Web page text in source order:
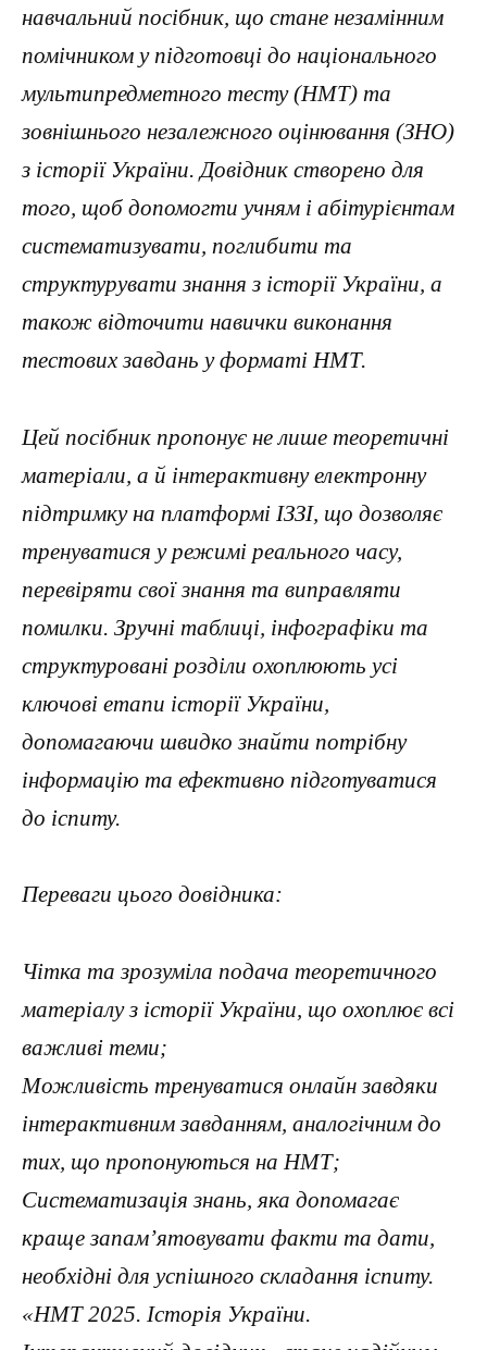
навчальний посібник, що стане незамінним
помічником у підготовці до національного
мультипредметного тесту (НМТ) та
зовнішнього незалежного оцінювання (ЗНО)
з історії України. Довідник створено для
того, щоб допомогти учням і абітурієнтам
систематизувати, поглибити та
структурувати знання з історії України, а
також відточити навички виконання
тестових завдань у форматі НМТ.
Цей посібник пропонує не лише теоретичні
матеріали, а й інтерактивну електронну
підтримку на платформі ІЗЗІ, що дозволяє
тренуватися у режимі реального часу,
перевіряти свої знання та виправляти
помилки. Зручні таблиці, інфографіки та
структуровані розділи охоплюють усі
ключові етапи історії України,
допомагаючи швидко знайти потрібну
інформацію та ефективно підготуватися
до іспиту.
Переваги цього довідника:
Чітка та зрозуміла подача теоретичного
матеріалу з історії України, що охоплює всі
важливі теми;
Можливість тренуватися онлайн завдяки
інтерактивним завданням, аналогічним до
тих, що пропонуються на НМТ;
Систематизація знань, яка допомагає
краще запам’ятовувати факти та дати,
необхідні для успішного складання іспиту.
«НМТ 2025. Історія України.